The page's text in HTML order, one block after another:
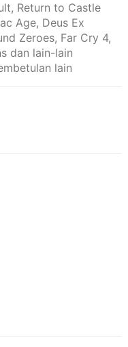
Return to Castle
Age, Deus Ex
Zeroes, Far Cry 4,
dan lain-lain
lain